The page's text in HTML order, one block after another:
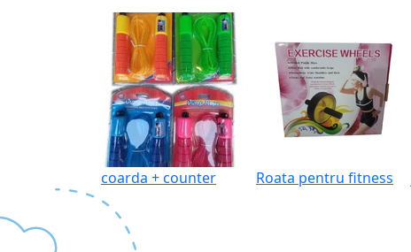
coarda + counter Roata pentru fitness